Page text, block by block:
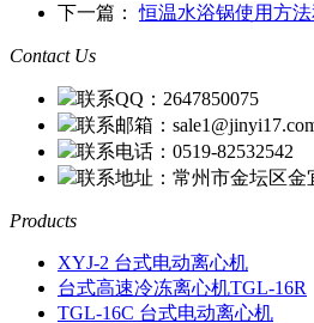
下一篇：恒温水浴锅使用方
Contact Us
联系QQ：2647850075
联系邮箱：
联系电话：0519-82532542
联系地址：常州市金坛区金
Products
XYJ-2 台式电动离心机
台式高速冷冻离心机TGL-16R
TGL-16C 台式电动离心机